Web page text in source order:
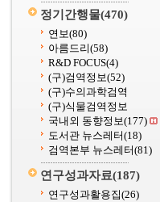
정기간행물(470)
연보(80)
아름드리(58)
R&D FOCUS(4)
(구)검역정보(52)
(구)수의과학검역
(구)식물검역정보
국내외 동향정보(177)
도서관 뉴스레터(18)
검역본부 뉴스레터(81)
연구성과자료(187)
연구성과활용집(26)